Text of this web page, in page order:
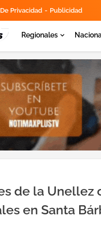
Privacidad Publicidad
Regionales
de la Unellez
en Santa